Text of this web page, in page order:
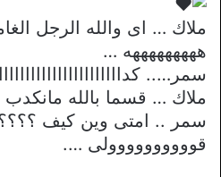
ملاك … اى والله الرجل
هههههههههه …
سمر…..
ملاك … قسما بالله
سمر .. امتى وين كيف
قوووووووووولى ….